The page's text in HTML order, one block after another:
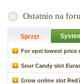
Ostatnio na
Sprzęt
For vpxl lowest price
Sour Candy slot
Grow online slot